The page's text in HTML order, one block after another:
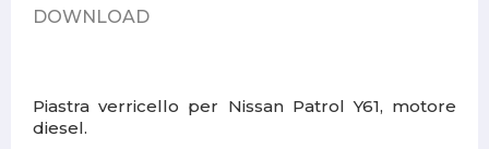
DOWNLOAD
Piastra verricello per Nissan Patrol Y61, motore
diesel.